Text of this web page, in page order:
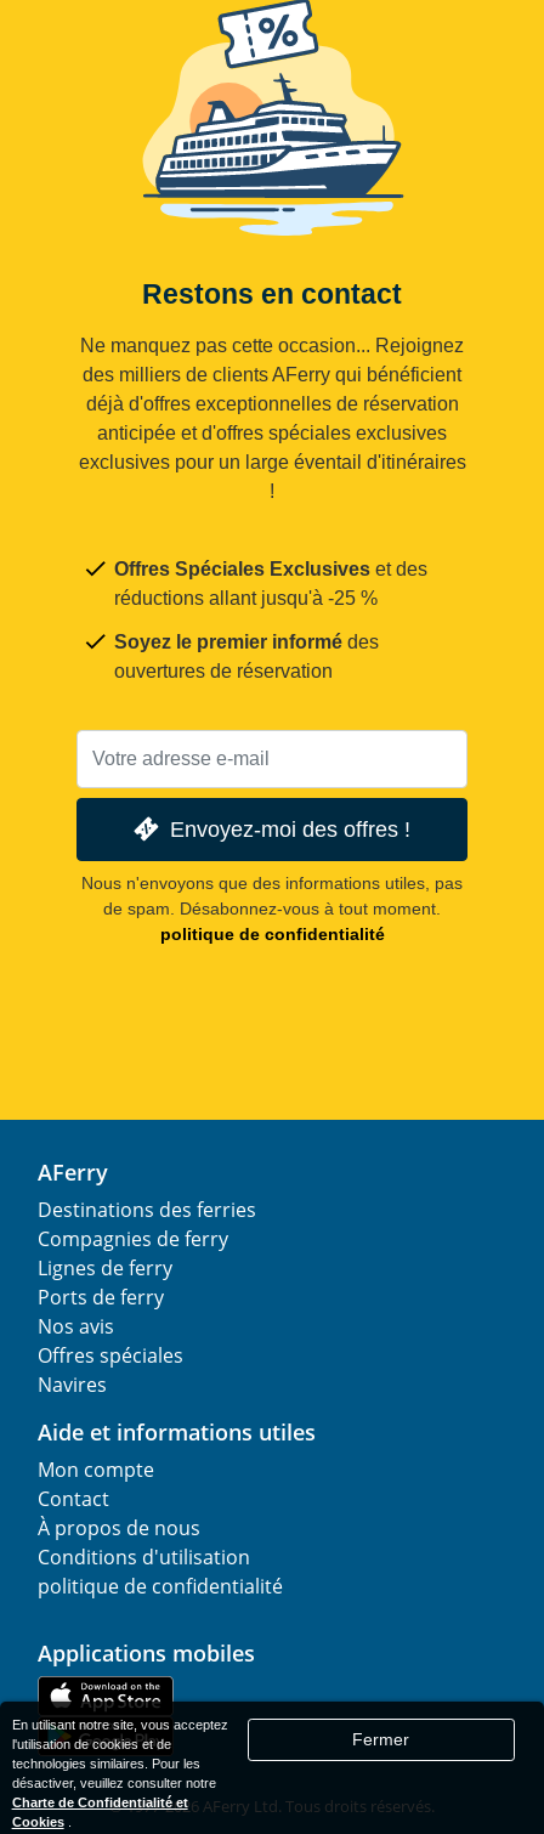
Restons en contact
Ne manquez pas cette occasion... Rejoignez
des milliers de clients AFerry qui bénéficient
déjà d'offres exceptionnelles de réservation
anticipée et d'offres spéciales exclusives
exclusives pour un large éventail d'itinéraires
!
Offres Spéciales Exclusives et des
réductions allant jusqu'à -25 %
Soyez le premier informé des
ouvertures de réservation
Envoyez-moi des offres !
Nous n'envoyons que des informations utiles, pas
de spam. Désabonnez-vous à tout moment.
politique de confidentialité
AFerry
Destinations des ferries
Compagnies de ferry
Lignes de ferry
Ports de ferry
Nos avis
Offres spéciales
Navires
Aide et informations utiles
Mon compte
Contact
À propos de nous
Conditions d'utilisation
politique de confidentialité
Applications mobiles
© 1977-2026AFerry Ltd. Tous droits réservés.
En utilisant notre site, vous acceptez
l'utilisation de cookies et de
technologies similaires. Pour les
désactiver, veuillez consulter notre
Charte de Confidentialité et
Cookies.
Fermer